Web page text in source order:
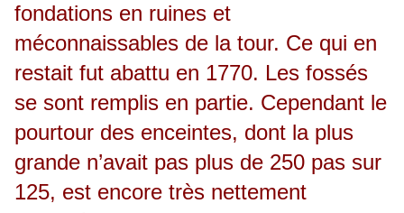
fondations en ruines et
méconnaissables de la tour. Ce qui en
restait fut abattu en 1770. Les fossés
se sont remplis en partie. Cependant le
pourtour des enceintes, dont la plus
grande n’avait pas plus de 250 pas sur
125, est encore très nettement